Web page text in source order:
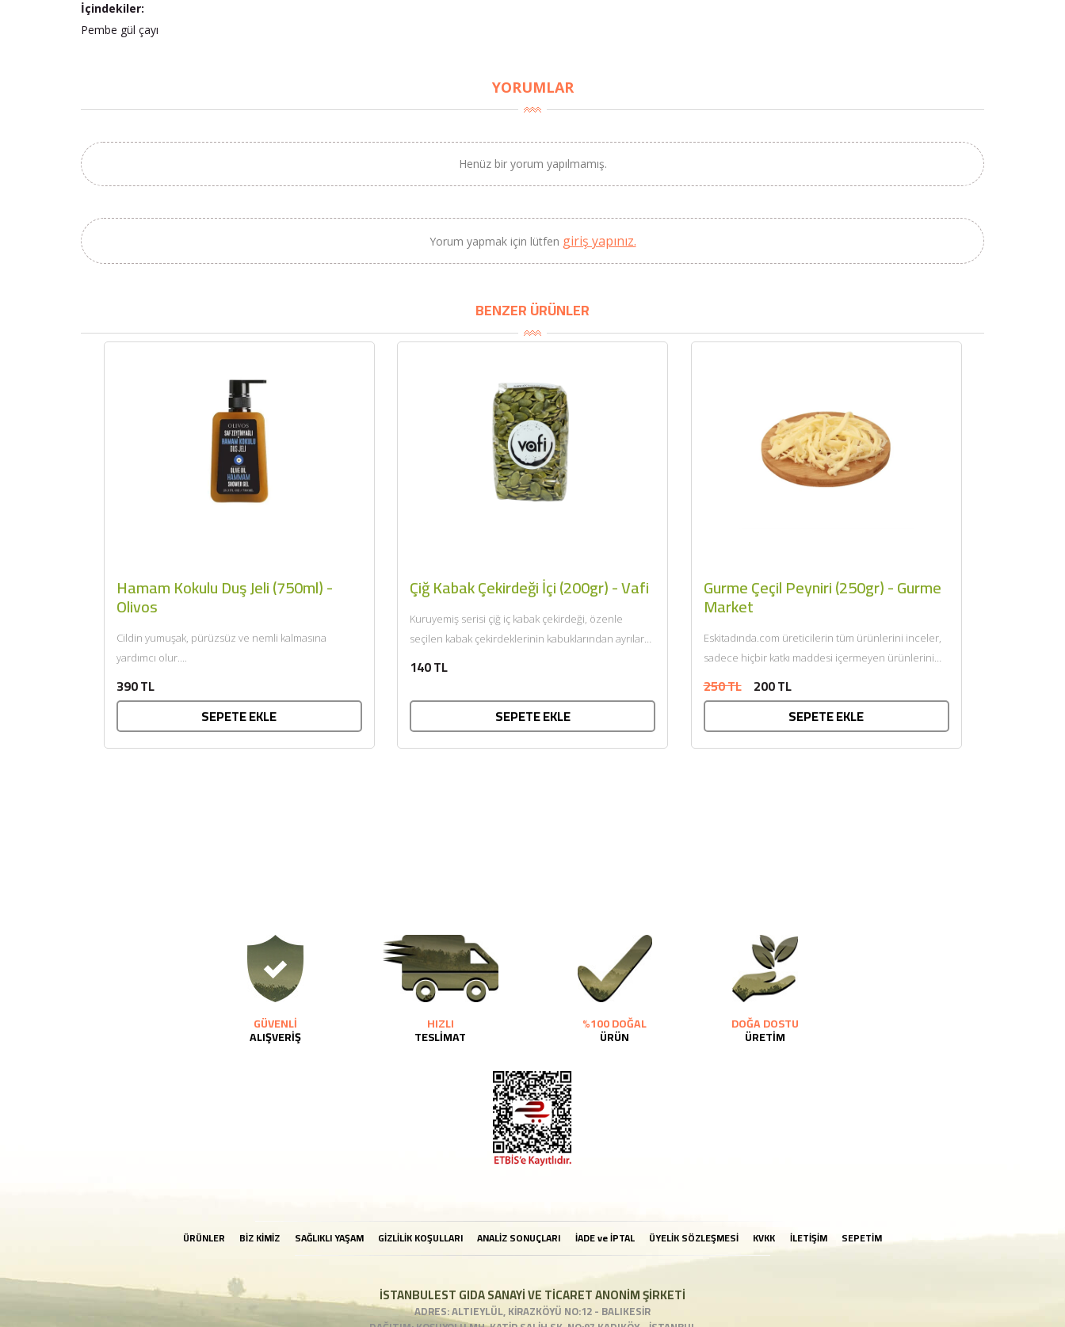
İçindekiler:
Pembe gül çayı
YORUMLAR
Henüz bir yorum yapılmamış.
Yorum yapmak için lütfen giriş yapınız.
BENZER ÜRÜNLER
Hamam Kokulu Duş Jeli (750ml) -
Olivos
Cildin yumuşak, pürüzsüz ve nemli kalmasına
yardımcı olur....
390 TL
SEPETE EKLE
Çiğ Kabak Çekirdeği İçi (200gr) - Vafi
Kuruyemiş serisi çiğ iç kabak çekirdeği, özenle
seçilen kabak çekirdeklerinin kabuklarından ayrılarak
140 TL
SEPETE EKLE
Gurme Çeçil Peyniri (250gr) - Gurme
Market
Eskitadında.com üreticilerin tüm ürünlerini inceler,
sadece hiçbir katkı maddesi içermeyen ürünlerini
250 TL 200 TL
SEPETE EKLE
GÜVENLİ
ALIŞVERİŞ
HIZLI
TESLİMAT
%100 DOĞAL
ÜRÜN
DOĞA DOSTU
ÜRETİM
ÜRÜNLER BİZ KİMİZ SAĞLIKLI YAŞAM GİZLİLİK KOŞULLARI ANALİZ SONUÇLARI İADE ve İPTAL ÜYELİK SÖZLEŞMESİ KVKK İLETİŞİM SEPETİM
İSTANBULEST GIDA SANAYİ VE TİCARET ANONİM ŞİRKETİ
ADRES: ALTIEYLÜL, KİRAZKÖYÜ NO:12 - BALIKESİR
×
2320,00 TL
2100,00 TL
Sızma Zeytinyağı (2025
Yeni Hasat, Güney Ege, 5